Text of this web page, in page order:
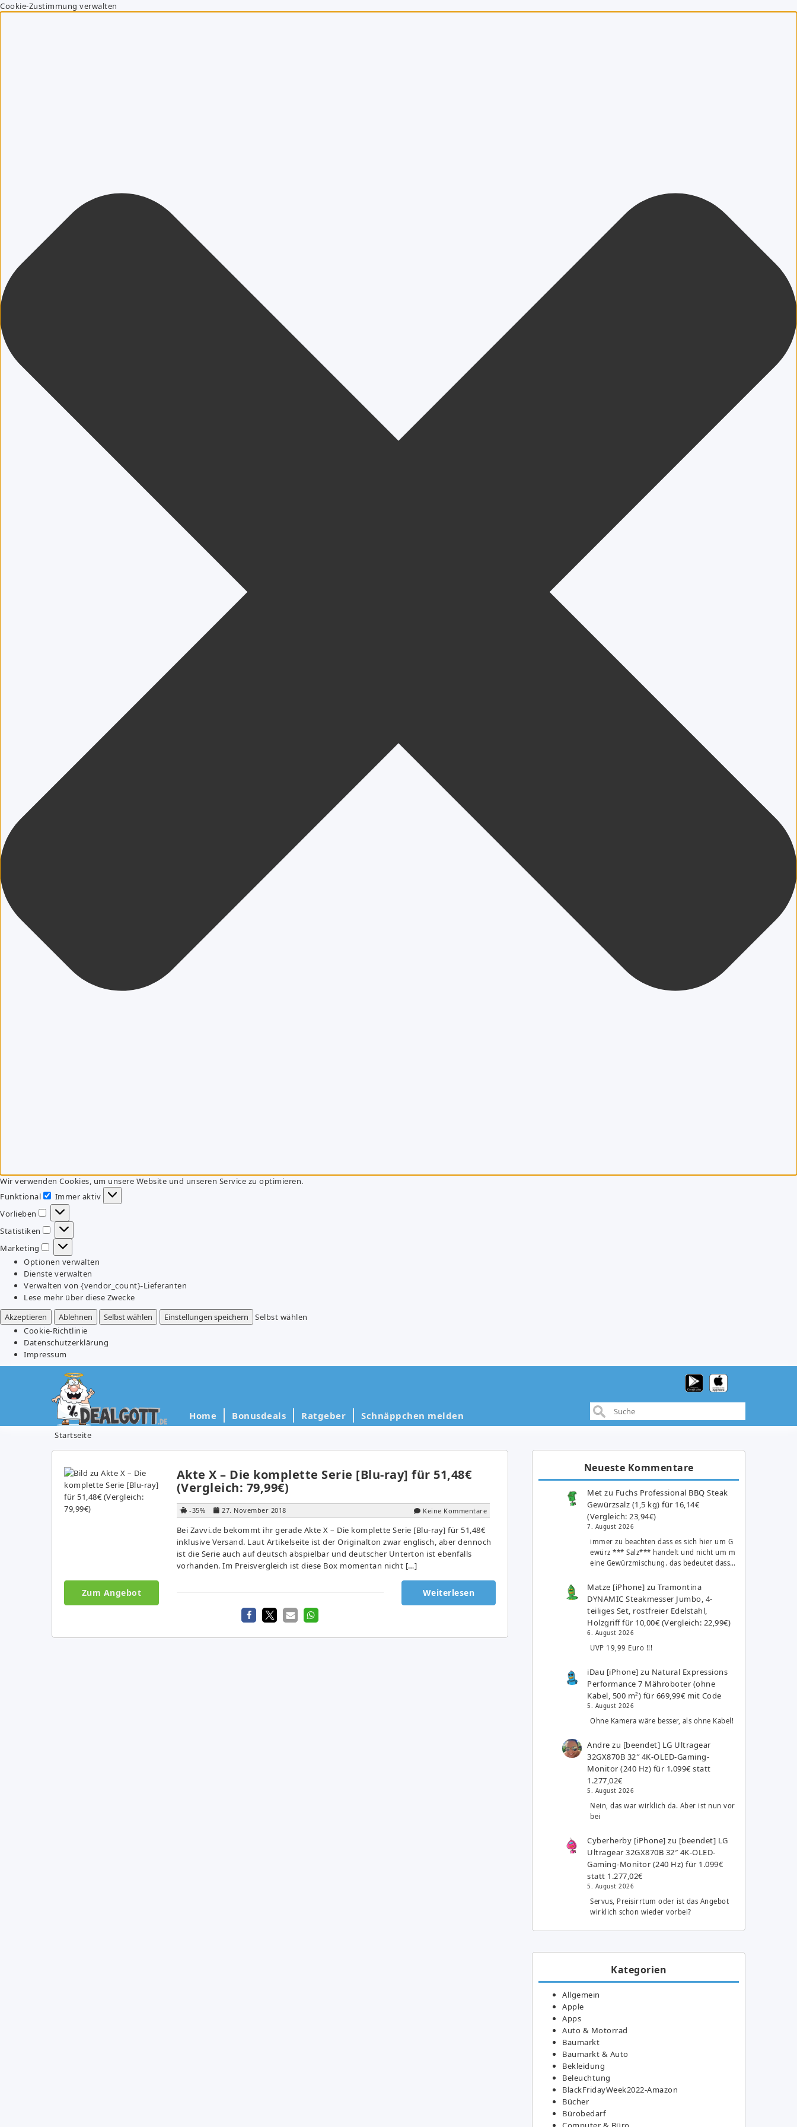
Cookie-Zustimmung verwalten
Wir verwenden Cookies, um unsere Website und unseren Service zu optimieren.
Funktional
Funktional
Immer aktiv
Vorlieben
Vorlieben
Statistiken
Statistiken
Marketing
Marketing
Optionen verwalten
Dienste verwalten
Verwalten von {vendor_count}-Lieferanten
Lese mehr über diese Zwecke
Akzeptieren
Ablehnen Selbst wählen Einstellungen speichern
Selbst wählen
Cookie-Richtlinie
Datenschutzerklärung
Impressum
Home Bonusdeals Ratgeber Schnäppchen melden
Startseite
Akte X – Die komplette Serie [Blu-ray] für 51,48€
(Vergleich: 79,99€)
-35% 27. November 2018 Keine Kommentare
Bei Zavvi.de bekommt ihr gerade Akte X – Die komplette Serie [Blu-ray] für 51,48€
inklusive Versand. Laut Artikelseite ist der Originalton zwar englisch, aber dennoch
ist die Serie auch auf deutsch abspielbar und deutscher Unterton ist ebenfalls
vorhanden. Im Preisvergleich ist diese Box momentan nicht […]
Zum Angebot Weiterlesen
Neueste Kommentare
Met zu Fuchs Professional BBQ Steak
Gewürzsalz (1,5 kg) für 16,14€
(Vergleich: 23,94€)
7. August 2026
immer zu beachten dass es sich hier um G
ewürz *** Salz*** handelt und nicht um m
eine Gewürzmischung. das bedeutet dass…
Matze [iPhone] zuTramontina
DYNAMIC Steakmesser Jumbo, 4-
teiliges Set, rostfreier Edelstahl,
Holzgriff für 10,00€ (Vergleich: 22,99€)
6. August 2026
UVP 19,99 Euro !!!
iDau [iPhone] zu Natural Expressions
Performance 7 Mähroboter (ohne
Kabel, 500 m²) für 669,99€ mit Code
5. August 2026
Ohne Kamera wäre besser, als ohne Kabel!
Andre zu [beendet] LG Ultragear
32GX870B 32″ 4K-OLED-Gaming-
Monitor (240 Hz) für 1.099€ statt
1.277,02€
5. August 2026
Nein, das war wirklich da. Aber ist nun vor
bei
Cyberherby [iPhone] zu [beendet] LG
Ultragear 32GX870B 32″ 4K-OLED-
Gaming-Monitor (240 Hz) für 1.099€
statt 1.277,02€
5. August 2026
Servus, Preisirrtum oder ist das Angebot
wirklich schon wieder vorbei?
Kategorien
Allgemein
Apple
Apps
Auto & Motorrad
Baumarkt
Baumarkt & Auto
Bekleidung
Beleuchtung
BlackFridayWeek2022-Amazon
Bücher
Bürobedarf